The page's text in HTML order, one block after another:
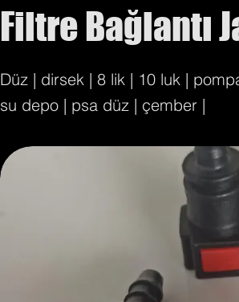
Filtre Bağlantı
Düz | dirsek | 8 lik | 10 luk |
su depo | psa düz | çember |